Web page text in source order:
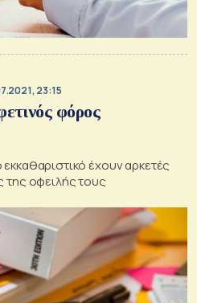
23:15
φόρος
έχουν αρκετές
της οφειλής τους